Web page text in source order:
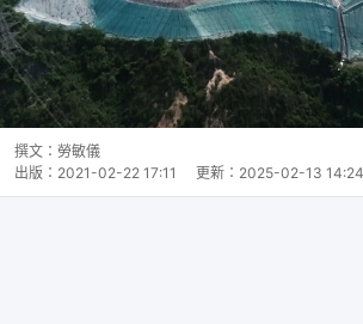
撰文： 勞敏儀
出版： 2021-02-22 17:11 更新： 2025-02-13 14:24